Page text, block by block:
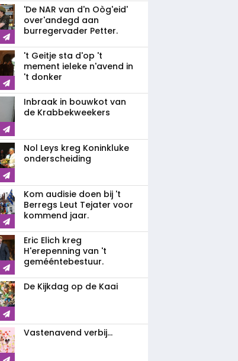
'De NAR van d'n Oòg'eid'
over'andegd aan
burregervader Petter.
't Geitje sta d'op 't
mement ieleke n'avend in
't donker
Inbraak in bouwkot van
de Krabbekweekers
Nol Leys kreg Koninkluke
onderscheiding
Kom audisie doen bij 't
Berregs Leut Tejater voor
kommend jaar.
Eric Elich kreg
H'erepenning van 't
gemééntebestuur.
De Kijkdag op de Kaai
Vastenavend verbij...